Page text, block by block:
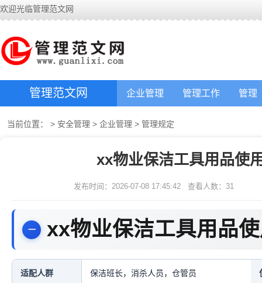
欢迎光临管理范文网
管理范文网 企业管理 管理工作 管理
当前位置： > 安全管理 > 企业管理 > 管理规定
xx物业保洁工具用品使
发布时间：2026-07-08 17:45:42 查看人数： 31
xx物业保洁工具用品
适配人群 保洁班长，消杀人员，仓管员